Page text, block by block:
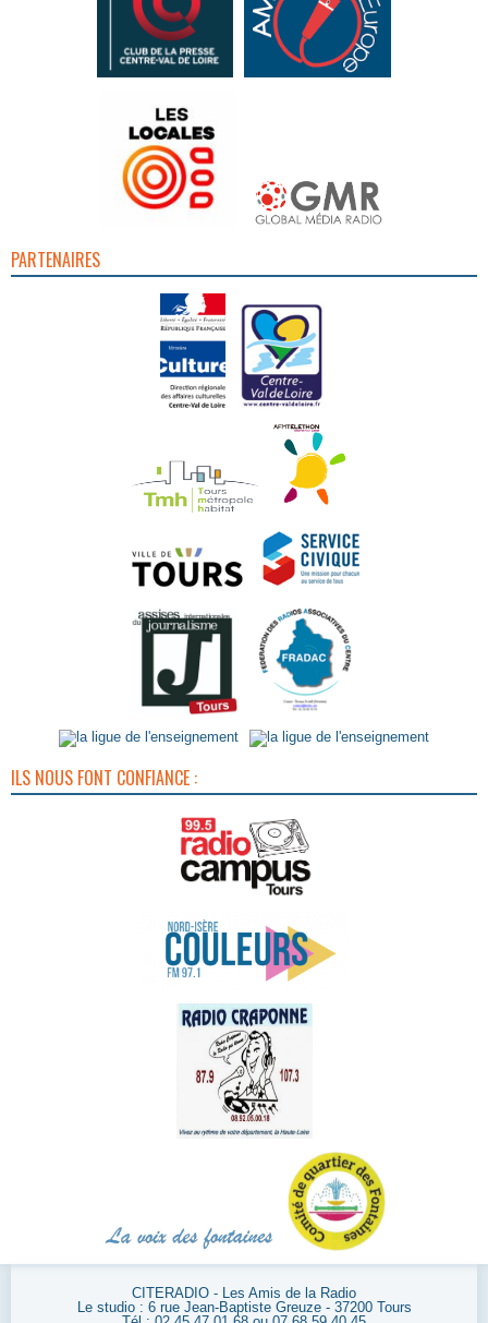
PARTENAIRES
ILS NOUS FONT CONFIANCE :
CITERADIO - Les Amis de la Radio
Le studio : 6 rue Jean-Baptiste Greuze - 37200 Tours